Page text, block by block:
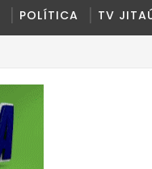
POLÍTICA TV